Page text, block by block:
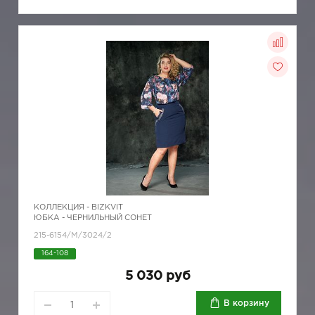
КОЛЛЕКЦИЯ - BIZKVIT
ЮБКА - ЧЕРНИЛЬНЫЙ СОНЕТ
215-6154/М/3024/2
164-108
5 030 руб
В корзину